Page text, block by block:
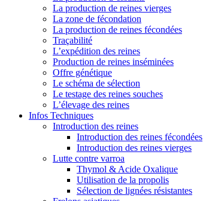
La production de reines vierges
La zone de fécondation
La production de reines fécondées
Traçabilité
L’expédition des reines
Production de reines inséminées
Offre génétique
Le schéma de sélection
Le testage des reines souches
L’élevage des reines
Infos Techniques
Introduction des reines
Introduction des reines fécondées
Introduction des reines vierges
Lutte contre varroa
Thymol & Acide Oxalique
Utilisation de la propolis
Sélection de lignées résistantes